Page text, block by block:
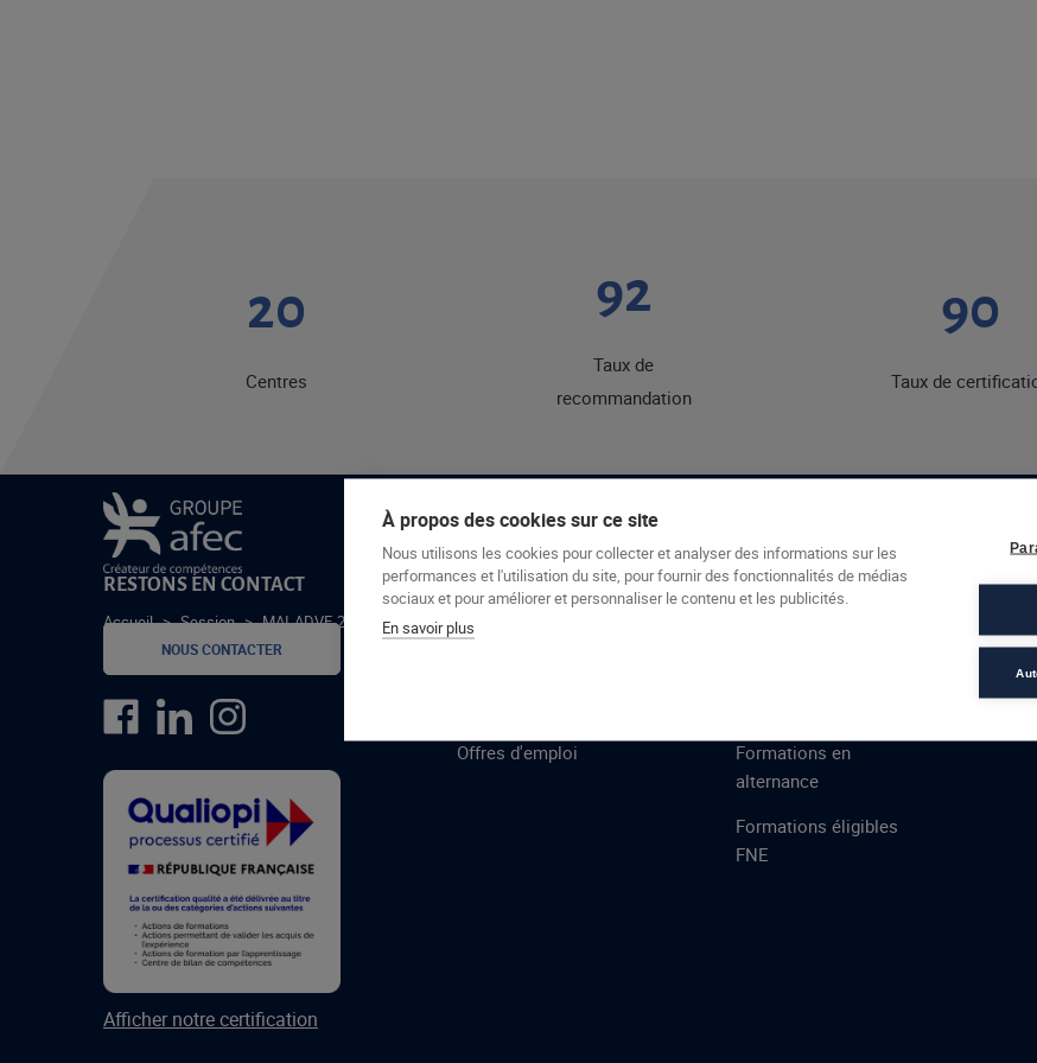
Le groupe Afec Formations
Accueil > Session > MAI-ADVF-24-1
20
Centres
92
Taux de
recommandation
90
Taux de
RESTONS EN CONTACT
NOUS CONTACTER
Afficher notre certification
GROUPE AFEC
Formations
Offres d'emploi
PRESTATIONS
Formations en
alternance
Formations éligibles
FNE
À propos des cookies sur ce site
Nous utilisons les cookies pour collecter et analyser des informations sur les
performances et l'utilisation du site, pour fournir des fonctionnalités de médias
sociaux et pour améliorer et personnaliser le contenu et les publicités.
En savoir plus